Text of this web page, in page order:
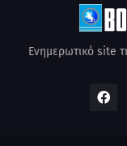
Ενημερωτικό site